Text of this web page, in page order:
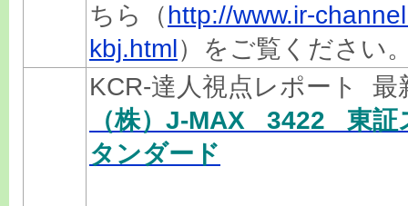
ちら（http://www.ir-
kbj.html）をご覧ください
KCR-達人視点レポート
（株）J-MAX 3422 東証
タンダード